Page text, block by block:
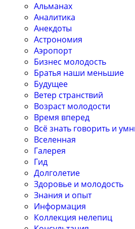
Альманах
Аналитика
Анекдоты
Астрономия
Аэропорт
Бизнес молодость
Братья наши меньшие
Будущее
Ветер странствий
Возраст молодости
Время вперед
Всё знать говорить и
Вселенная
Галерея
Гид
Долголетие
Здоровье и молодость
Знания и опыт
Информация
Коллекция нелепиц